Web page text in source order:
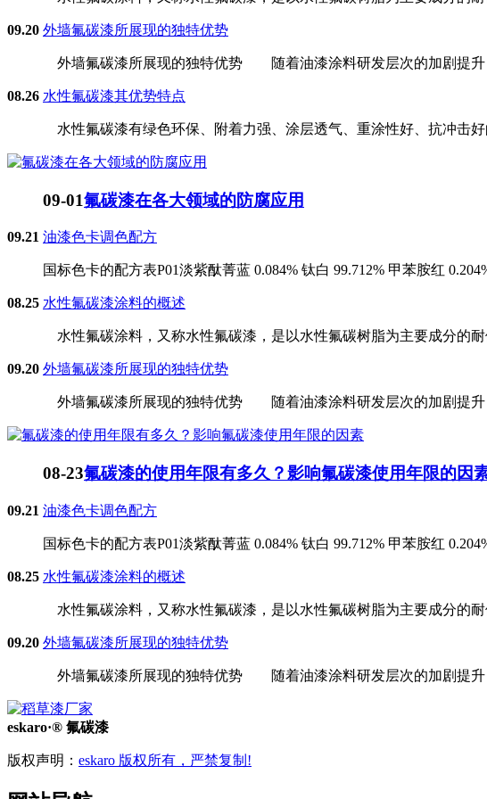
09.20 外墙氟碳漆所展现的独特优势
外墙氟碳漆所展现的独特优势 随着油漆涂料研发层次的加剧提升
08.26 水性氟碳漆其优势特点
水性氟碳漆有绿色环保、附着力强、涂层透气、重涂性好、抗冲击
09-01氟碳漆在各大领域的防腐应用
09.21 油漆色卡调色配方
国标色卡的配方表P01淡紫酞菁蓝 0.084% 钛白 99.712% 甲苯胺红
08.25 水性氟碳漆涂料的概述
水性氟碳涂料，又称水性氟碳漆，是以水性氟碳树脂为主要成分的
09.20 外墙氟碳漆所展现的独特优势
外墙氟碳漆所展现的独特优势 随着油漆涂料研发层次的加剧提升
08-23氟碳漆的使用年限有多久？影响氟碳漆使用年限的因
09.21 油漆色卡调色配方
国标色卡的配方表P01淡紫酞菁蓝 0.084% 钛白 99.712% 甲苯胺红
08.25 水性氟碳漆涂料的概述
水性氟碳涂料，又称水性氟碳漆，是以水性氟碳树脂为主要成分的
09.20 外墙氟碳漆所展现的独特优势
外墙氟碳漆所展现的独特优势 随着油漆涂料研发层次的加剧提升
eskaro·® 氟碳漆
版权声明： eskaro 版权所有，严禁复制!